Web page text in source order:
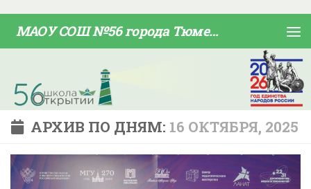
МАОУ СОШ №56 города Тюмени
АРХИВ ПО ДНЯМ: 16 ОКТЯБРЯ, 2025